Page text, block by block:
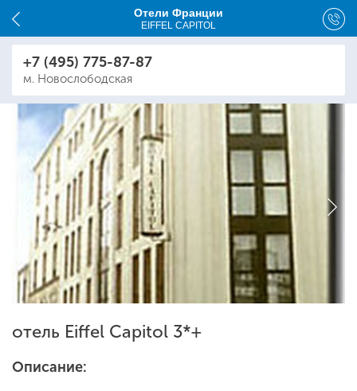
Отели Франции
EIFFEL CAPITOL
+7 (495) 775-87-87
м. Новослободская
отель Eiffel Capitol 3*+
Описание: